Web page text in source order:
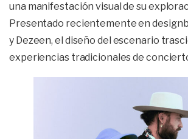
una manifestación visual de su
Presentado recientemente en
y Dezeen, el diseño del escenario
experiencias tradicionales de